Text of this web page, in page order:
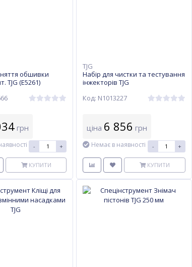
обшивки
TJG (E5261)
грн
- +
КУПИТИ
TJG
Набір для чистки та тестування
інжекторів TJG
Код: N1013227
ціна 6 856 грн
Немає в наявності - +
КУПИТИ